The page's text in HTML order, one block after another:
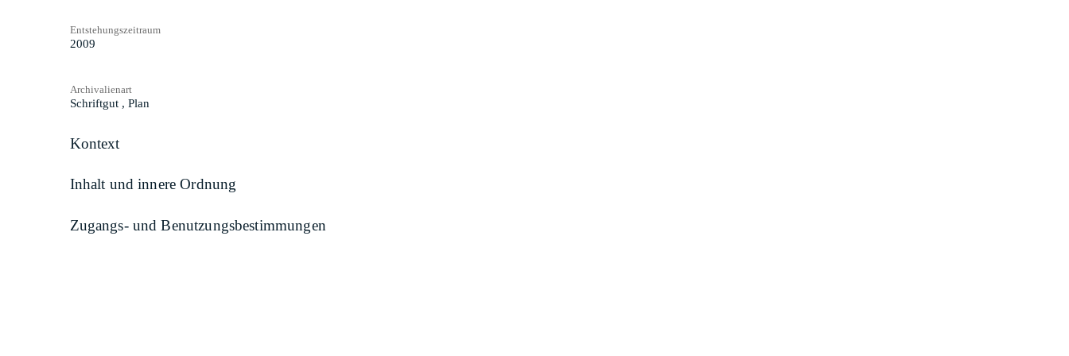
Entstehungszeitraum
2009
Archivalienart
Schriftgut , Plan
Kontext
Inhalt und innere Ordnung
Zugangs- und Benutzungsbestimmungen